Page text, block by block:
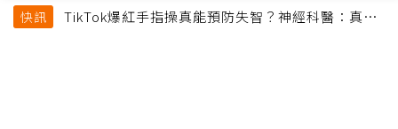
快訊
TikTok爆紅手指操真能預防失智？神經科醫：真正